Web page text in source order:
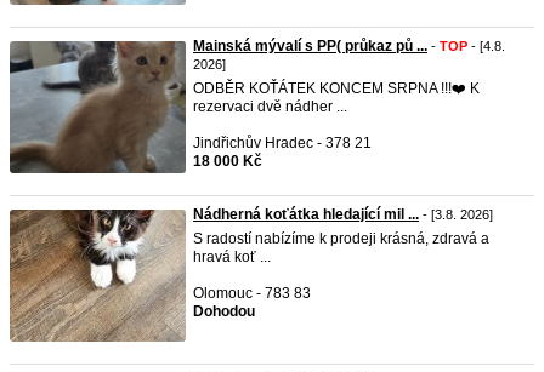
Mainská mývalí s PP( průkaz pů ... - TOP - [4.8.
2026]
ODBĚR KOŤÁTEK KONCEM SRPNA !!!❤️ K
rezervaci dvě nádher ...
Jindřichův Hradec - 378 21
18 000 Kč
Nádherná koťátka hledající mil ... - [3.8. 2026]
S radostí nabízíme k prodeji krásná, zdravá a
hravá koť ...
Olomouc - 783 83
Dohodou